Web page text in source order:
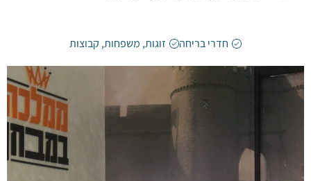
חדרי בריחה זוגות,משפחות, קבוצות